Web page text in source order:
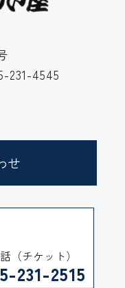
231-4545
せ
（チケット）
231-2515